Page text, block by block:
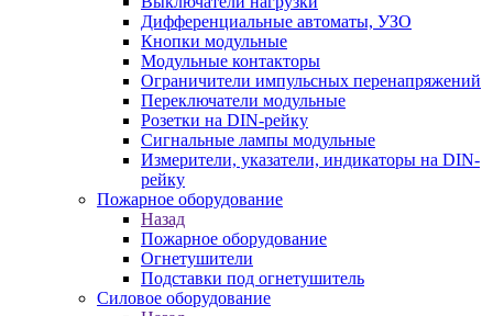
Дифференциальные автоматы, УЗО
Кнопки модульные
Модульные контакторы
Ограничители импульсных перенапряжений
Переключатели модульные
Розетки на DIN-рейку
Сигнальные лампы модульные
Измерители, указатели, индикаторы на DIN-
рейку
Пожарное оборудование
Назад
Пожарное оборудование
Огнетушители
Подставки под огнетушитель
Силовое оборудование